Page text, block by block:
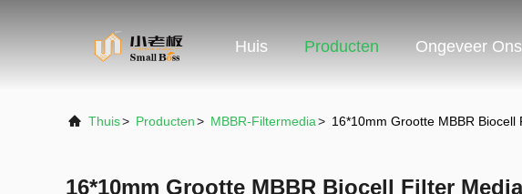
Huis Producten Ongeveer Ons
Thuis> Producten> MBBR-Filtermedia> 16*10mm Grootte MBBR
16*10mm Grootte MBBR Biocell Filter